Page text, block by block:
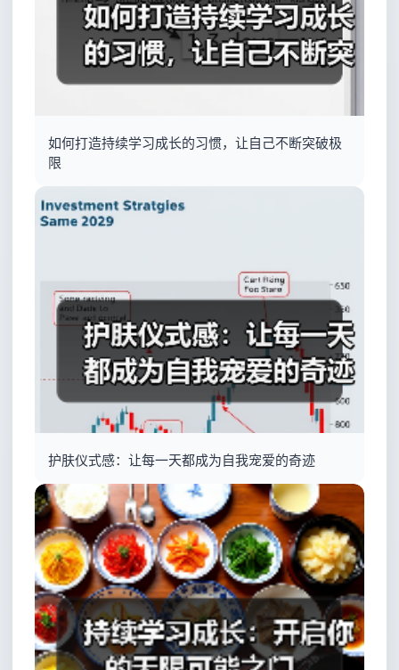
如何打造持续学习成长的习惯，让自己不断突破极
限
护肤仪式感：让每一天都成为自我宠爱的奇迹